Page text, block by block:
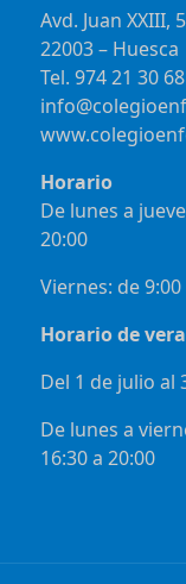
Avd. Juan XXIII, 5
22003 – Huesca
Tel. 974 21 30
Horario
De lunes a
20:00
Viernes: de 9:00
Horario de
Del 1 de julio al
De lunes a
16:30 a 20:00